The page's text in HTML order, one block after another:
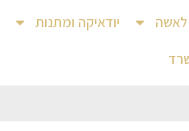
יודאיקה ומתנות